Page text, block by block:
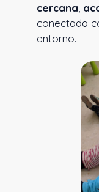
cercana
conectada
entorno.